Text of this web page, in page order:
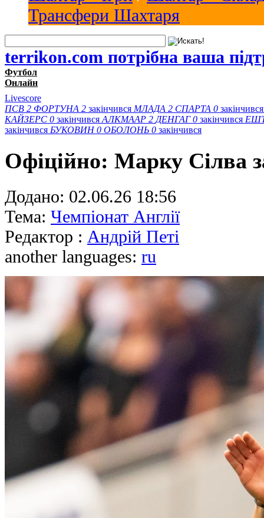
Трансфери Шахтаря
terrikon.com потрібна ваша
Футбол
Онлайн
Livescore
ПСВ 2 ФОРТУНА 2 закінчився МЛАДА 2 СПАРТА 0
КАЙЗЕРС 0 закінчився АЛКМААР 2 ДЕНГАГ 0 закінчився
закінчився БУКОВИН 0 ОБОЛОНЬ 0 закінчився
Офіційно: Марку Сілва
Додано: 02.06.26 18:56
Тема: Чемпіонат Англії
Редактор : Андрій Петі
another languages: ru